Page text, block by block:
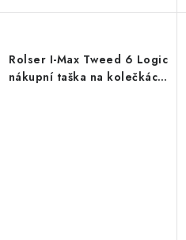
Rolser I-Max Tweed 6 Logic
nákupní taška na kolečkách,